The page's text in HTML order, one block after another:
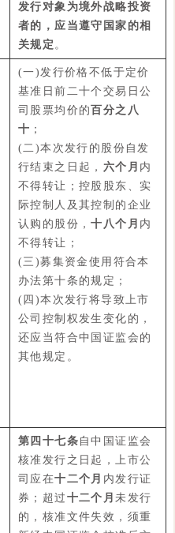
发行对象为境外战略投资
者的，应当遵守国家的相
关规定 。
(一)发行价格不低于定价
基准日前二十个交易日公
司股票均价的 百分之八
十 ；
(二)本次发行的股份自发
行结束之日起， 六个月 内
不得转让；控股股东、实
际控制人及其控制的企业
认购的股份，十八个月 内
不得转让；
(三)募集资金使用符合本
办法第十条的规定；
(四)本次发行将导致上市
公司控制权发生变化的，
还应当符合中国证监会的
其他规定。
第四十七条 自中国证监会
核准发行之日起，上市公
司应在十二个月 内发行证
券；超过 十二个月未发行
的，核准文件失效，须重